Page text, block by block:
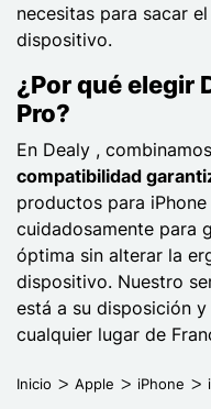
necesitas para sacar
dispositivo.
¿Por qué elegir
Pro?
En Dealy , combinamos
compatibilidad
productos para
cuidadosamente para
óptima sin alterar la
dispositivo. Nuestro
está a su disposición
cualquier lugar de
Inicio Apple iPhone